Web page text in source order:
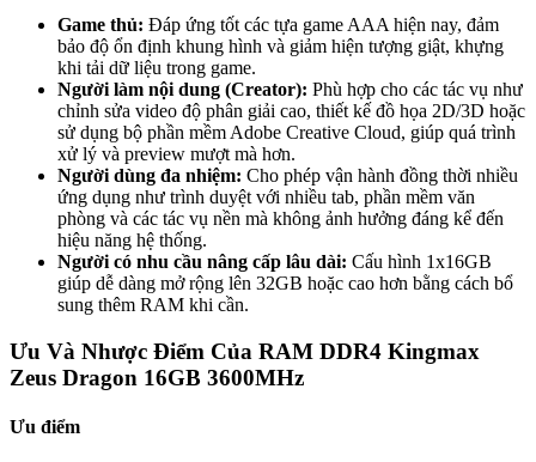
Game thủ: Đáp ứng tốt các tựa game AAA hiện nay, đảm
bảo độ ổn định khung hình và giảm hiện tượng giật, khựng
khi tải dữ liệu trong game.
Người làm nội dung (Creator): Phù hợp cho các tác vụ như
chỉnh sửa video độ phân giải cao, thiết kế đồ họa 2D/3D hoặc
sử dụng bộ phần mềm Adobe Creative Cloud, giúp quá trình
xử lý và preview mượt mà hơn.
Người dùng đa nhiệm: Cho phép vận hành đồng thời nhiều
ứng dụng như trình duyệt với nhiều tab, phần mềm văn
phòng và các tác vụ nền mà không ảnh hưởng đáng kể đến
hiệu năng hệ thống.
Người có nhu cầu nâng cấp lâu dài: Cấu hình 1x16GB
giúp dễ dàng mở rộng lên 32GB hoặc cao hơn bằng cách bổ
sung thêm RAM khi cần.
Ưu Và Nhược Điểm Của RAM DDR4 Kingmax
Zeus Dragon 16GB 3600MHz
Ưu điểm